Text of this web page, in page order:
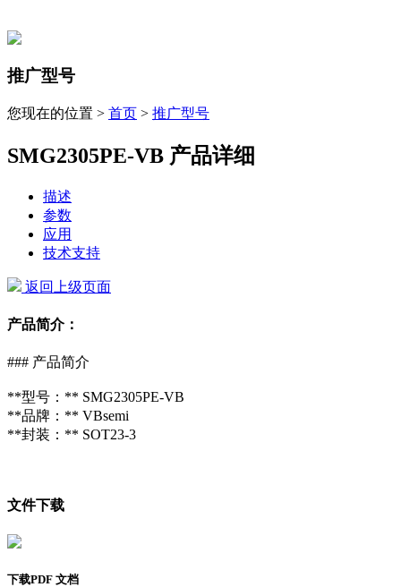
推广型号
您现在的位置 > 首页 > 推广型号
SMG2305PE-VB 产品详细
描述
参数
应用
技术支持
返回上级页面
产品简介：
### 产品简介
**型号：** SMG2305PE-VB
**品牌：** VBsemi
**封装：** SOT23-3
文件下载
下载PDF 文档